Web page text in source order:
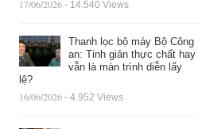
17/06/2026 - 14.540 Views
Thanh lọc bộ máy Bộ Công
an: Tinh giản thực chất hay
vẫn là màn trình diễn lấy
lệ?
16/06/2026 - 4.952 Views